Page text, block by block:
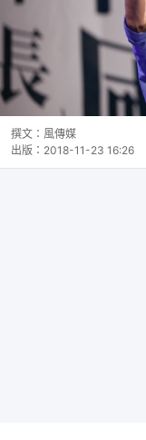
撰文： 風傳媒
出版： 2018-11-23 16:26